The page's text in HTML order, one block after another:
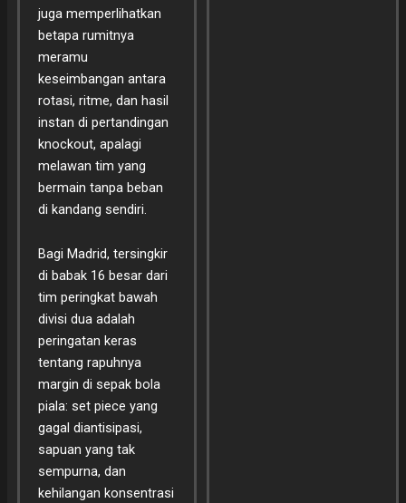
juga memperlihatkan
betapa rumitnya
meramu
keseimbangan antara
rotasi, ritme, dan hasil
instan di pertandingan
knockout, apalagi
melawan tim yang
bermain tanpa beban
di kandang sendiri.
Bagi Madrid, tersingkir
di babak 16 besar dari
tim peringkat bawah
divisi dua adalah
peringatan keras
tentang rapuhnya
margin di sepak bola
piala: set piece yang
gagal diantisipasi,
sapuan yang tak
sempurna, dan
kehilangan konsentrasi